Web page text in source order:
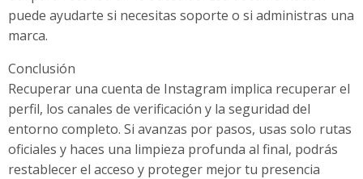
puede ayudarte si necesitas soporte o si administras una
marca.
Conclusión
Recuperar una cuenta de Instagram implica recuperar el
perfil, los canales de verificación y la seguridad del
entorno completo. Si avanzas por pasos, usas solo rutas
oficiales y haces una limpieza profunda al final, podrás
restablecer el acceso y proteger mejor tu presencia